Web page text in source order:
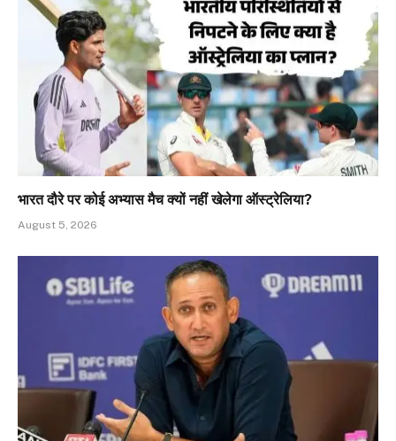
भारत दौरे पर कोई अभ्यास मैच क्यों नहीं खेलेगा ऑस्ट्रेलिया?
August 5, 2026